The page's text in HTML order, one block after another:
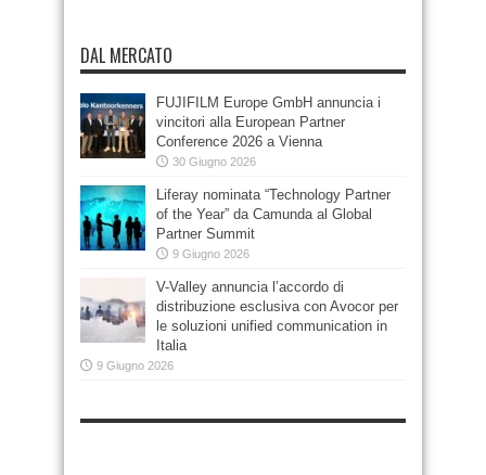
DAL MERCATO
FUJIFILM Europe GmbH annuncia i
vincitori alla European Partner
Conference 2026 a Vienna
30 Giugno 2026
Liferay nominata “Technology Partner
of the Year” da Camunda al Global
Partner Summit
9 Giugno 2026
V-Valley annuncia l’accordo di
distribuzione esclusiva con Avocor per
le soluzioni unified communication in
Italia
9 Giugno 2026